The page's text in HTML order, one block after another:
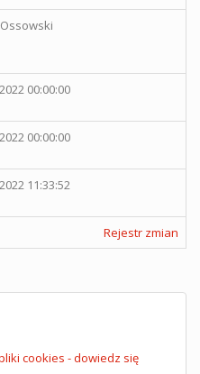
00:00:00
00:00:00
11:33:52
Rejestr zmian
cookies - dowiedz się